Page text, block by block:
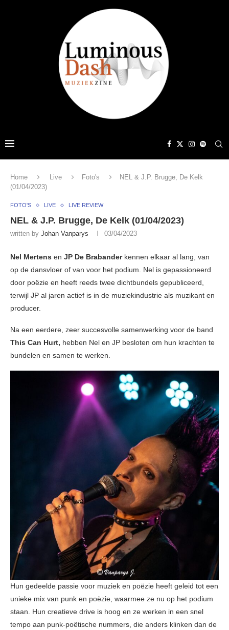
Home Live Foto's
NEL & J.P. Brugge, De Kelk
(01/04/2023)
FOTO'S LIVE LIVE REVIEW
NEL & J.P. Brugge, De Kelk (01/04/2023)
written by Johan Vanparys 03/04/2023
Nel Mertens en JP De Brabanderkennen elkaar al lang, van
op de dansvloer of van voor het podium. Nel is gepassioneerd
door poëzie en heeft reeds twee dichtbundels gepubliceerd,
terwijl JP al jaren actief is in de muziekindustrie als muzikant en
producer.
Na een eerdere, zeer succesvolle samenwerking voor de band
This Can Hurt, hebben Nel en JP besloten om hun krachten te
bundelen en samen te werken.
Hun gedeelde passie voor muziek en poëzie heeft geleid tot een
unieke mix van punk en poëzie, waarmee ze nu op het podium
staan. Hun creatieve drive is hoog en ze werken in een snel
tempo aan punk-poëtische nummers, die anders klinken dan de